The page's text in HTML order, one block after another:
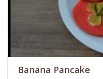
Banana Pancake